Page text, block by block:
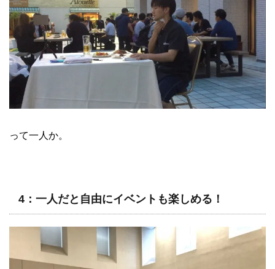
って一人か。
4：一人だと自由にイベントも楽しめる！